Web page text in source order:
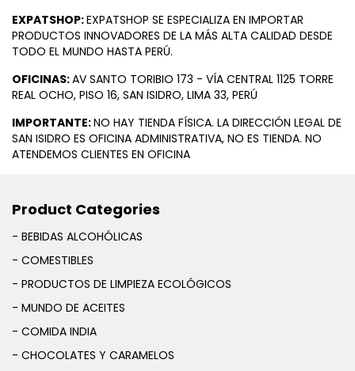
EXPATSHOP:EXPATSHOP SE ESPECIALIZA EN IMPORTAR
PRODUCTOS INNOVADORES DE LA MÁS ALTA CALIDAD DESDE
TODO EL MUNDO HASTA PERÚ.
OFICINAS:AV SANTO TORIBIO 173 - VÍA CENTRAL 1125 TORRE
REAL OCHO, PISO 16, SAN ISIDRO, LIMA 33, PERÚ
IMPORTANTE:NO HAY TIENDA FÍSICA. LA DIRECCIÓN LEGAL DE
SAN ISIDRO ES OFICINA ADMINISTRATIVA, NO ES TIENDA. NO
ATENDEMOS CLIENTES EN OFICINA
Product Categories
- BEBIDAS ALCOHÓLICAS
- COMESTIBLES
- PRODUCTOS DE LIMPIEZA ECOLÓGICOS
- MUNDO DE ACEITES
- COMIDA INDIA
- CHOCOLATES Y CARAMELOS